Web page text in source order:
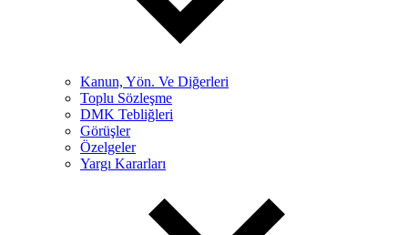
Kanun, Yön. Ve Diğerleri
Toplu Sözleşme
DMK Tebliğleri
Görüşler
Özelgeler
Yargı Kararları